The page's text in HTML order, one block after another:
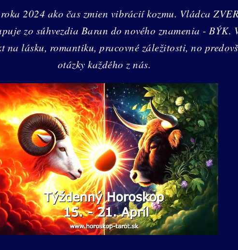
2024 ako čas zmien vibrácií kozmu. Vládca
zo súhvezdia Baran do nového znamenia - BÝK.
na lásku, romantiku, pracovné záležitosti, no
otázky každého z nás.